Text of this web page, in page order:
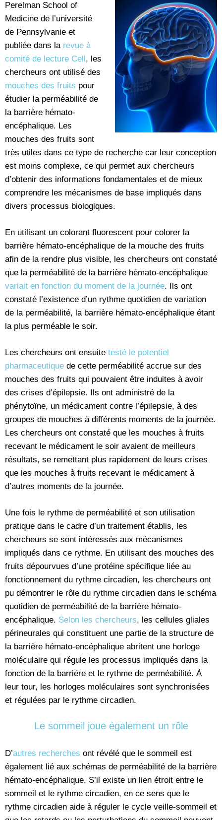
Perelman School of
Medicine de l’université
de Pennsylvanie et
publiée dans la revue à
comité de lecture Cell, les
chercheurs ont utilisé des
mouches des fruits pour
étudier la perméabilité de
la barrière hémato-
encéphalique. Les
mouches des fruits sont
très utiles dans ce type de recherche car leur conception
est moins complexe, ce qui permet aux chercheurs
d’obtenir des informations fondamentales et de mieux
comprendre les mécanismes de base impliqués dans
divers processus biologiques.
En utilisant un colorant fluorescent pour colorer la
barrière hémato-encéphalique de la mouche des fruits
afin de la rendre plus visible, les chercheurs ont constaté
que la perméabilité de la barrière hémato-encéphalique
variait en fonction du moment de la journée. Ils ont
constaté l’existence d’un rythme quotidien de variation
de la perméabilité, la barrière hémato-encéphalique étant
la plus perméable le soir.
Les chercheurs ont ensuite testé le potentiel
pharmaceutique de cette perméabilité accrue sur des
mouches des fruits qui pouvaient être induites à avoir
des crises d’épilepsie. Ils ont administré de la
phénytoïne, un médicament contre l’épilepsie, à des
groupes de mouches à différents moments de la journée.
Les chercheurs ont constaté que les mouches à fruits
recevant le médicament le soir avaient de meilleurs
résultats, se remettant plus rapidement de leurs crises
que les mouches à fruits recevant le médicament à
d’autres moments de la journée.
Une fois le rythme de perméabilité et son utilisation
pratique dans le cadre d’un traitement établis, les
chercheurs se sont intéressés aux mécanismes
impliqués dans ce rythme. En utilisant des mouches des
fruits dépourvues d’une protéine spécifique liée au
fonctionnement du rythme circadien, les chercheurs ont
pu démontrer le rôle du rythme circadien dans le schéma
quotidien de perméabilité de la barrière hémato-
encéphalique. Selon les chercheurs, les cellules gliales
périneurales qui constituent une partie de la structure de
la barrière hémato-encéphalique abritent une horloge
moléculaire qui régule les processus impliqués dans la
fonction de la barrière et le rythme de perméabilité. À
leur tour, les horloges moléculaires sont synchronisées
et régulées par le rythme circadien.
Le sommeil joue également un rôle
D’autres recherches ont révélé que le sommeil est
également lié aux schémas de perméabilité de la barrière
hémato-encéphalique. S’il existe un lien étroit entre le
sommeil et le rythme circadien, en ce sens que le
rythme circadien aide à réguler le cycle veille-sommeil et